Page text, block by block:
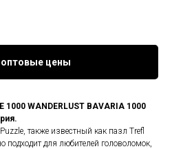
оптовые цены
1000 WANDERLUST BAVARIA 1000
также известный как пазл Trefl
подходит для любителей головоломок,